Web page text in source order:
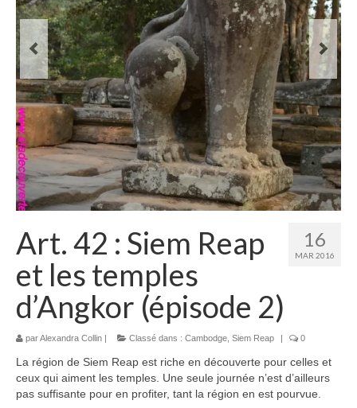
Les articles de la Thaïlande
Laos
Carte du Laos
Laos – infos
Paludisme au Laos
Les articles du Laos
Vietnam
Carte du Vietnam
Vietnam – Infos
Paludisme au Vietnam
Les articles du Vietnam
Cambodge
Carte du Cambodge
16
MAR 2016
Art. 42 : Siem Reap
et les temples
d’Angkor (épisode 2)
parAlexandra Collin | Classé dans : Cambodge Siem Reap | 0
La région de Siem Reap est riche en découverte pour celles et
ceux qui aiment les temples. Une seule journée n’est d’ailleurs
pas suffisante pour en profiter, tant la région en est pourvue.